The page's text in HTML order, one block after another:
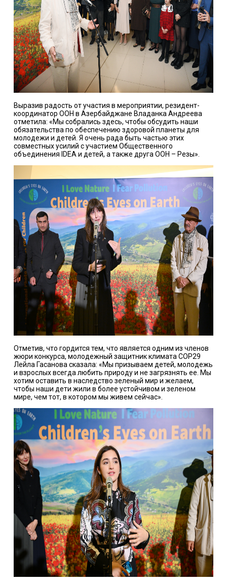
Выразив радость от участия в мероприятии, резидент-
координатор ООН в Азербайджане Владанка Андреева
отметила: «Мы собрались здесь, чтобы обсудить наши
обязательства по обеспечению здоровой планеты для
молодежи и детей. Я очень рада быть частью этих
совместных усилий с участием Общественного
объединения IDEA и детей, а также друга ООН – Резы».
Отметив, что гордится тем, что является одним из членов
жюри конкурса, молодежный защитник климата COP29
Лейла Гасанова сказала: «Мы призываем детей, молодежь
и взрослых всегда любить природу и не загрязнять ее. Мы
хотим оставить в наследство зеленый мир и желаем,
чтобы наши дети жили в более устойчивом и зеленом
мире, чем тот, в котором мы живем сейчас».